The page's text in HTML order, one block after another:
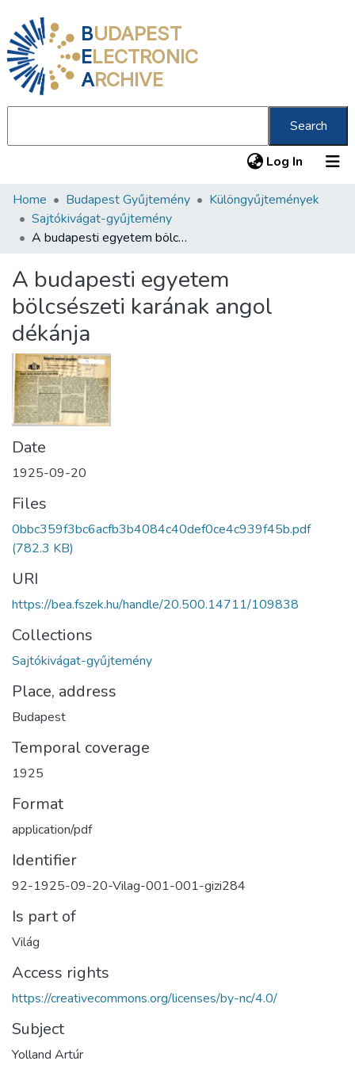
BUDAPEST
ELECTRONIC
ARCHIVE
Search
Log In (current)
Communities & Collections
All of DSpace
About us
Home Budapest Gyűjtemény
Különgyűjtemények
Sajtókivágat-gyűjtemény
A budapesti egyetem bölcsészeti karának angol dékánja
A budapesti egyetem
bölcsészeti karának angol
dékánja
Date
1925-09-20
Files
0bbc359f3bc6acfb3b4084c40def0ce4c939f45b.pdf
(782.3 KB)
URI
https://bea.fszek.hu/handle/20.500.14711/109838
Collections
Sajtókivágat-gyűjtemény
Place, address
Budapest
Temporal coverage
1925
Format
application/pdf
Identifier
92-1925-09-20-Vilag-001-001-gizi284
Is part of
Világ
Access rights
https://creativecommons.org/licenses/by-nc/4.0/
Subject
Yolland Artúr